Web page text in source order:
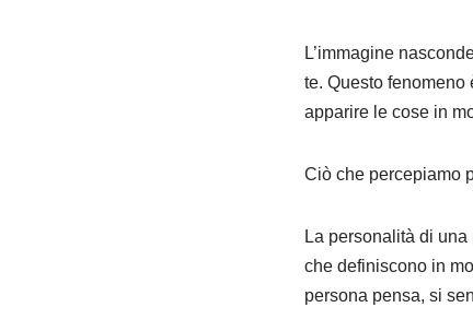
L’immagine
te. Questo fenomeno
apparire le cose in
Ciò che percepiamo
La personalità di
che definiscono in
persona pensa, si